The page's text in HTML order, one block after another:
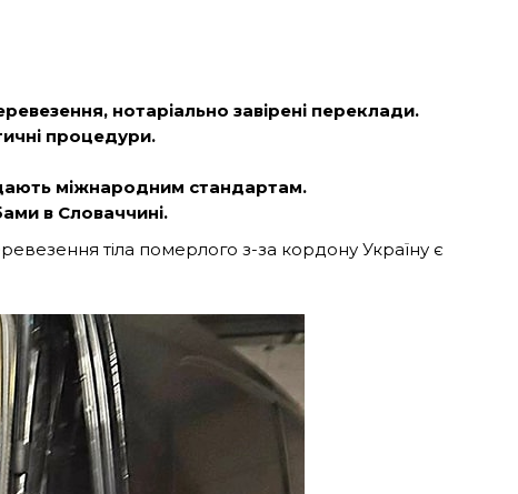
нотаріально завірені переклади.
процедури.
міжнародним стандартам.
в Словаччині.
тіла померлого з-за кордону Україну є